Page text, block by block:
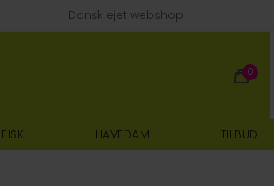
Dansk ejet webshop
0
FISK HAVEDAM TILBUD